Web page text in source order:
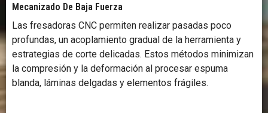
Mecanizado De Baja Fuerza
Las fresadoras CNC permiten realizar pasadas poco
profundas, un acoplamiento gradual de la herramienta y
estrategias de corte delicadas. Estos métodos minimizan
la compresión y la deformación al procesar espuma
blanda, láminas delgadas y elementos frágiles.